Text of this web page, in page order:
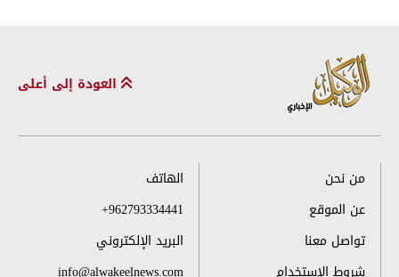
العودة إلى أعلى
من نحن
عن الموقع
تواصل معنا
شروط الاستخدام
الهاتف
+962793334441
البريد الإلكتروني
info@alwakeelnews.com